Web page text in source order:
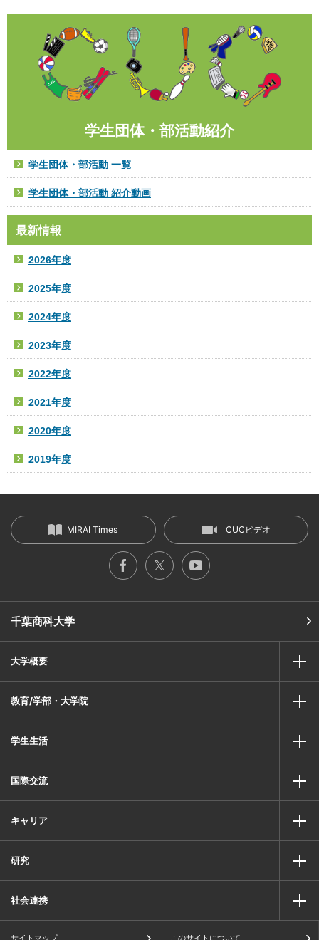
学生団体・部活動紹介
学生団体・部活動 一覧
学生団体・部活動 紹介動画
最新情報
2026年度
2025年度
2024年度
2023年度
2022年度
2021年度
2020年度
2019年度
千葉商科大学
MIRAI Times CUCビデオ
大学概要
教育/学部・大学院
学生生活
国際交流
キャリア
研究
社会連携
サイトマップ このサイトについて